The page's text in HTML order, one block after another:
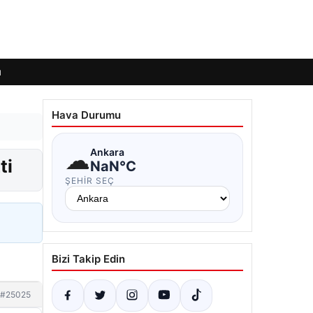
#25025
Hava Durumu
☁Ankara
NaN°C
ŞEHIR SEÇ
Bizi Takip Edin